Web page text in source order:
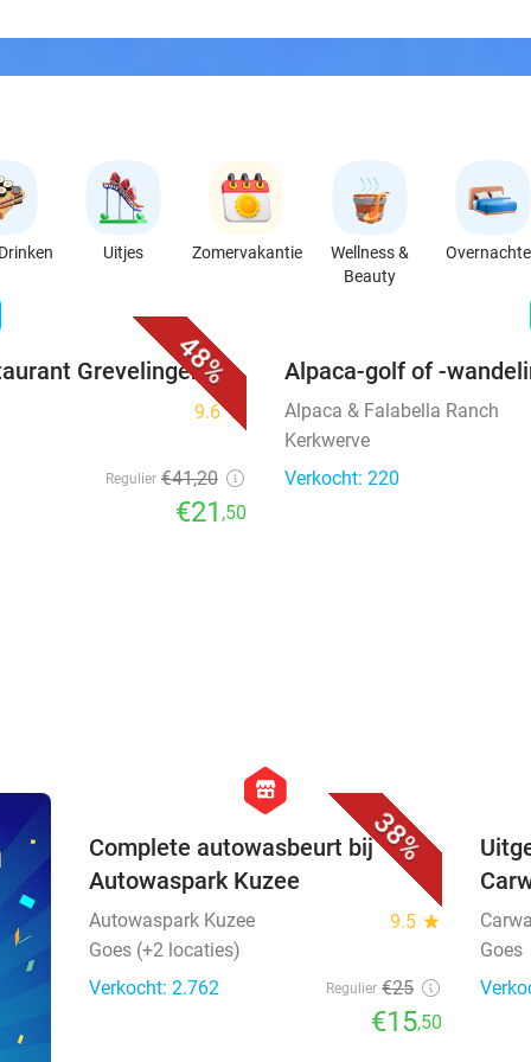
Uitjes Zomervakantie
Wellness &
Beauty
48%
Grevelingen
9.6star
Regulier €41,20
€21 ,50
Alpaca-golf of -
Alpaca & Falabella Ranch
Kerkwerve
Verkocht: 220
38%
hexagon
store
Complete autowasbeurt bij
Autowaspark Kuzee
Autowaspark Kuzee 9.5 star
Goes (+2 locaties)
Verkocht: 2.762
Regulier €25
€15,50
Goes